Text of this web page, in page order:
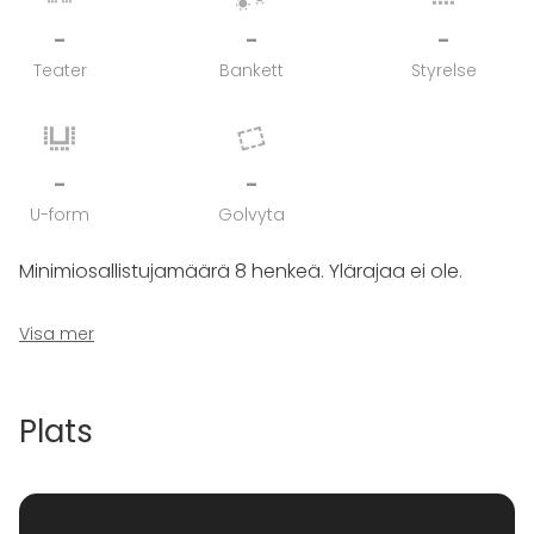
-
Teater
-
Bankett
-
Styrelse
-
U-form
-
Golvyta
Minimiosallistujamäärä 8 henkeä. Ylärajaa ei ole.
Suositeltavin tiimikoko 6-8 henkeä (toki muutkin
Visa mer
Plats